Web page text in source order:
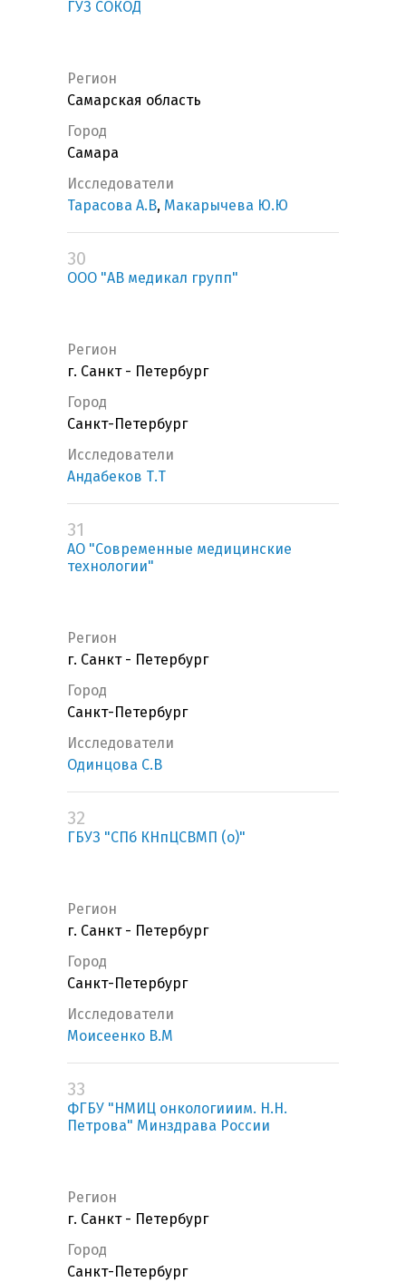
ГУЗ СОКОД
Регион
Самарская область
Город
Самара
Исследователи
Тарасова А.В, Макарычева Ю.Ю
30
ООО "АВ медикал групп"
Регион
г. Санкт - Петербург
Город
Санкт-Петербург
Исследователи
Андабеков Т.Т
31
АО "Современные медицинские
технологии"
Регион
г. Санкт - Петербург
Город
Санкт-Петербург
Исследователи
Одинцова С.В
32
ГБУЗ "СПб КНпЦСВМП (о)"
Регион
г. Санкт - Петербург
Город
Санкт-Петербург
Исследователи
Моисеенко В.М
33
ФГБУ "НМИЦ онкологииим. Н.Н.
Петрова" Минздрава России
Регион
г. Санкт - Петербург
Город
Санкт-Петербург